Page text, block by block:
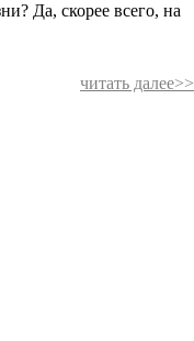
Да, скорее всего, на
читать далее>>